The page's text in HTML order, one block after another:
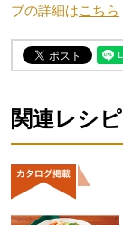
ブの詳細はこちら
関連レシピ